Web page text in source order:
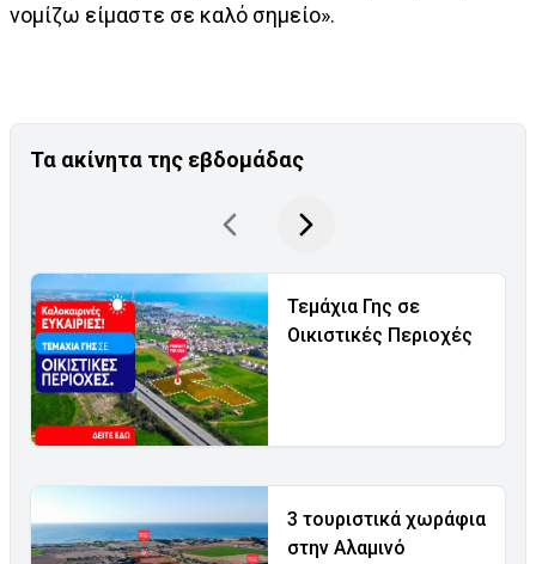
νομίζω είμαστε σε καλό σημείο».
Τα ακίνητα της εβδομάδας
Τεμάχια Γης σε
Οικιστικές Περιοχές
3 τουριστικά χωράφια
στην Αλαμινό